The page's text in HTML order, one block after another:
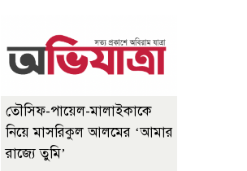
তৌসিফ-পায়েল-মালাইকাকে
নিয়ে মাসরিকুল আলমের ‘আমার
রাজ্যে তুমি’